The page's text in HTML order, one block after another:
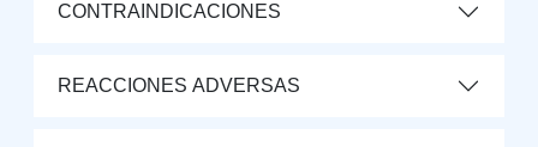
CONTRAINDICACIONES
REACCIONES ADVERSAS